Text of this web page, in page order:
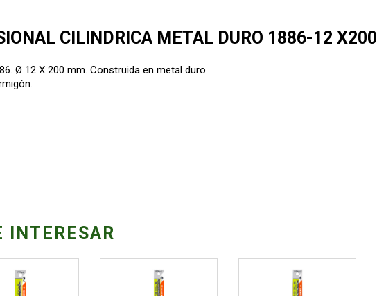
CILINDRICA METAL DURO 1886-12 X200
Ø 12 X 200 mm. Construida en metal duro.
INTERESAR